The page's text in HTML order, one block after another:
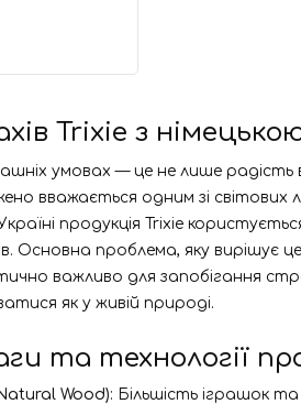
Trixie з
умовах — це не лише радість
вважається одним зі
продукція Trixie
Основна проблема, яку
важливо для запобігання
як у живій природі.
та технології
Wood): Більшість іграшок